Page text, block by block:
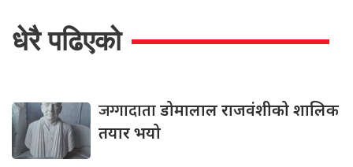
धेरै पढिएको
जग्गादाताडोमालाल राजवंशीको शालिक
तयार भयो